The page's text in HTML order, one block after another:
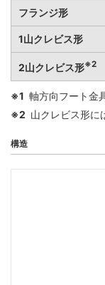
フランジ形
1山クレビス形
2山クレビス形※2
※1 軸方向フート金
※2 山クレビス形に
構造